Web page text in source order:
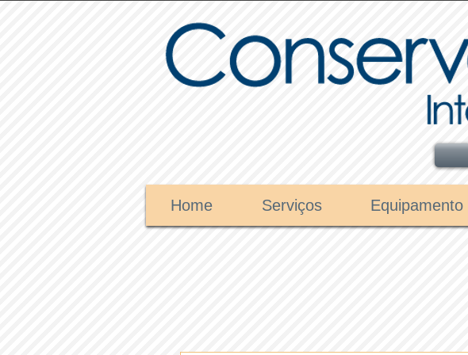
Home Serviços Equipamento